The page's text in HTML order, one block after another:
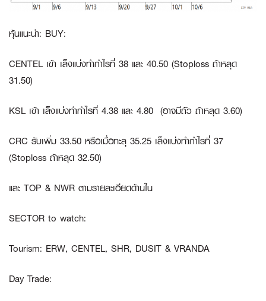
หุ้นแนะนำ: BUY:
CENTELเข้า เล็งแบ่งทำกำไรที่ 38 และ 40.50 (Stoploss ถ้าหลุด
31.50)
KSL เข้า เล็งแบ่งทำกำไรที่ 4.38 และ 4.80 (อาจมีถัว ถ้าหลุด 3.60)
CRC รับเพิ่ม 33.50 หรือเมื่อทะลุ 35.25 เล็งแบ่งทำกำไรที่ 37
(Stoploss ถ้าหลุด 32.50)
และ TOP & NWR ตามรายละเอียดด้านใน
SECTOR to watch:
Tourism: ERW, CENTEL, SHR, DUSIT & VRANDA
Day Trade: